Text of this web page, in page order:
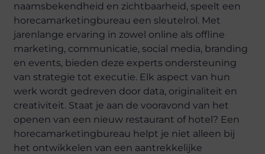
naamsbekendheid en zichtbaarheid, speelt een
horecamarketingbureau een sleutelrol. Met
jarenlange ervaring in zowel online als offline
marketing, communicatie, social media, branding
en events, bieden deze experts ondersteuning
van strategie tot executie. Elk aspect van hun
werk wordt gedreven door data, originaliteit en
creativiteit. Staat je aan de vooravond van het
openen van een nieuw restaurant of hotel? Een
horecamarketingbureau helpt je niet alleen bij
het ontwikkelen van een aantrekkelijke